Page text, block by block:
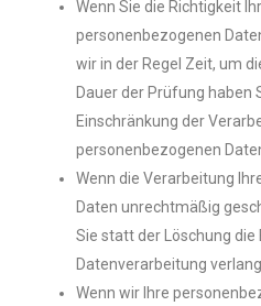
Wenn Sie die Richtigkeit
personenbezogenen
wir in der Regel Zeit, um
Dauer der Prüfung haben
Einschränkung der
personenbezogenen
Wenn die Verarbeitung
Daten unrechtmäßig
Sie statt der Löschung die
Datenverarbeitung
Wenn wir Ihre